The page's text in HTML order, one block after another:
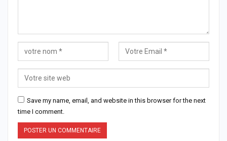
Save my name, email, and website in this browser for the next
time I comment.